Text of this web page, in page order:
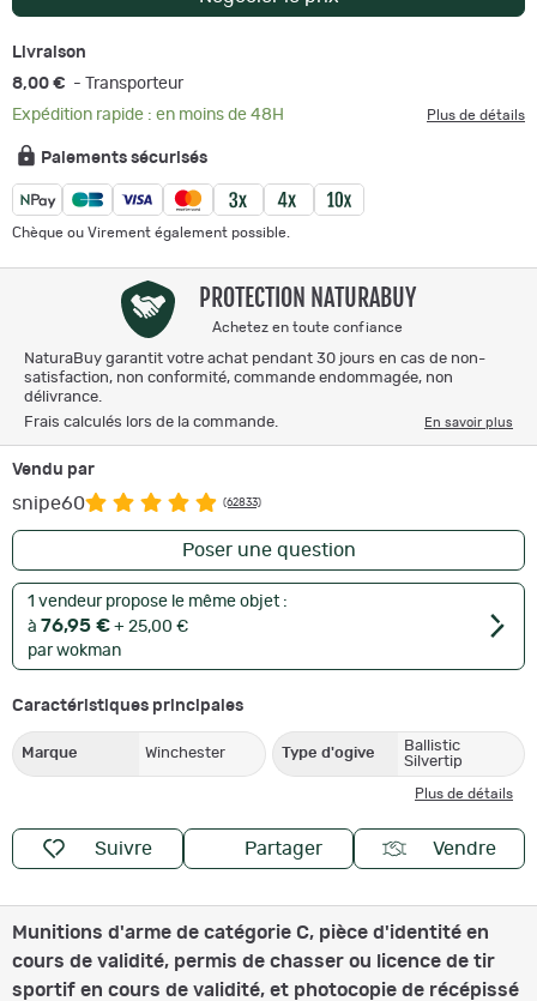
Livraison
8,00 € - Transporteur
Expédition rapide : en moins de 48H
Plus de détails
Paiements sécurisés
Chèque ou Virement également possible.
PROTECTION NATURABUY
Achetez en toute confiance
NaturaBuy garantit votre achat pendant 30 jours en cas de non-
satisfaction, non conformité, commande endommagée, non
délivrance.
Frais calculés lors de la commande.
En savoir plus
Vendu par
snipe60 (62833)
Poser une question
1 vendeur propose le même objet :
à 76,95 € + 25,00 €
par wokman
Caractéristiques principales
Marque Winchester Type d'ogive
Ballistic
Silvertip
Plus de détails
Suivre Partager Vendre
Munitions d'arme de catégorie C, pièce d'identité en
cours de validité, permis de chasser ou licence de tir
sportif en cours de validité, et photocopie de récépissé